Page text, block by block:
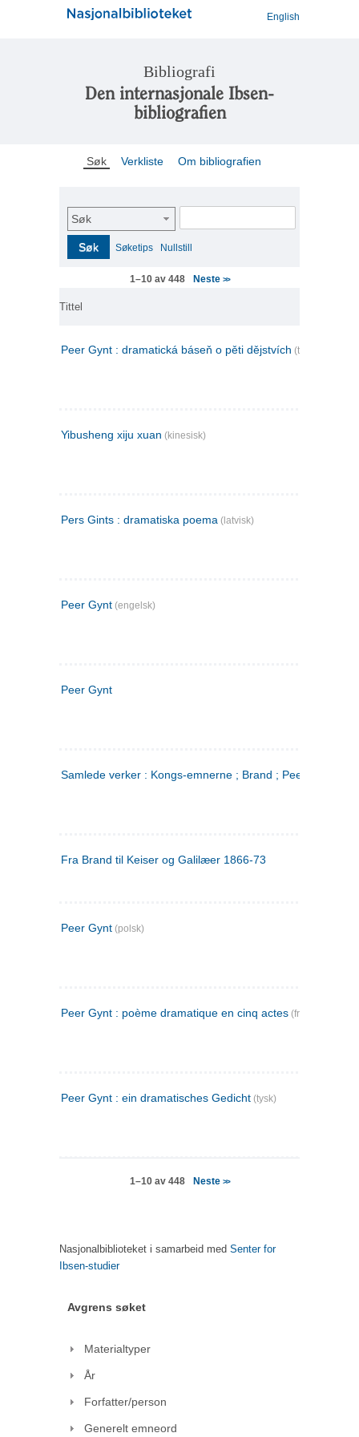
English
Bibliografi
Den internasjonale Ibsen-
bibliografien
Søk Verkliste Om bibliografien
Søk
Søk Søketips Nullstill
1–10 av 448 Neste >>
Tittel
Peer Gynt : dramatická báseň o pěti dějstvích (tsjekkisk)
Yibusheng xiju xuan (kinesisk)
Pers Gints : dramatiska poema (latvisk)
Peer Gynt (engelsk)
Peer Gynt
Samlede verker : Kongs-emnerne ; Brand ; Peer Gynt. 2
Fra Brand til Keiser og Galilæer 1866-73
Peer Gynt (polsk)
Peer Gynt : poème dramatique en cinq actes (fransk)
Peer Gynt : ein dramatisches Gedicht (tysk)
1–10 av 448 Neste >>
Nasjonalbiblioteket i samarbeid med Senter for
Ibsen-studier
Avgrens søket
Materialtyper
År
Forfatter/person
Generelt emneord